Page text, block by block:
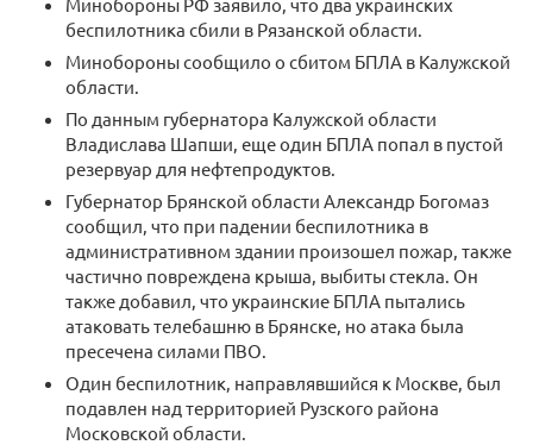
беспилотника сбили в Рязанской области.
Минобороны сообщило о сбитом БПЛА в Калужской
области.
По данным губернатора Калужской области
Владислава Шапши, еще один БПЛА попал в пустой
резервуар для нефтепродуктов.
Губернатор Брянской области Александр Богомаз
сообщил, что при падении беспилотника в
административном здании произошел пожар, также
частично повреждена крыша, выбиты стекла. Он
также добавил, что украинские БПЛА пытались
атаковать телебашню в Брянске, но атака была
пресечена силами ПВО.
Один беспилотник, направлявшийся к Москве, был
подавлен над территорией Рузского района
Московской области.